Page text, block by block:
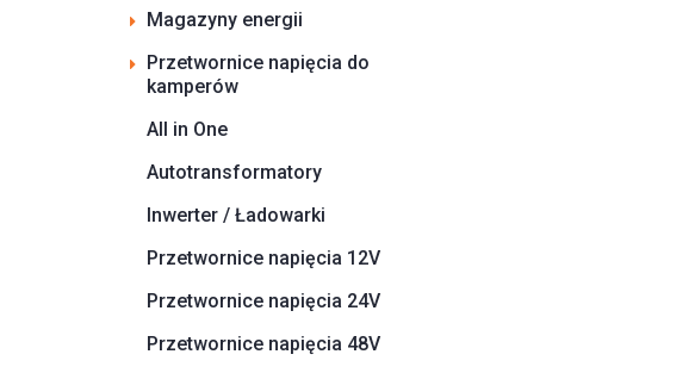
Magazyny energii
Przetwornice napięcia do
kamperów
All in One
Autotransformatory
Inwerter / Ładowarki
Przetwornice napięcia 12V
Przetwornice napięcia 24V
Przetwornice napięcia 48V